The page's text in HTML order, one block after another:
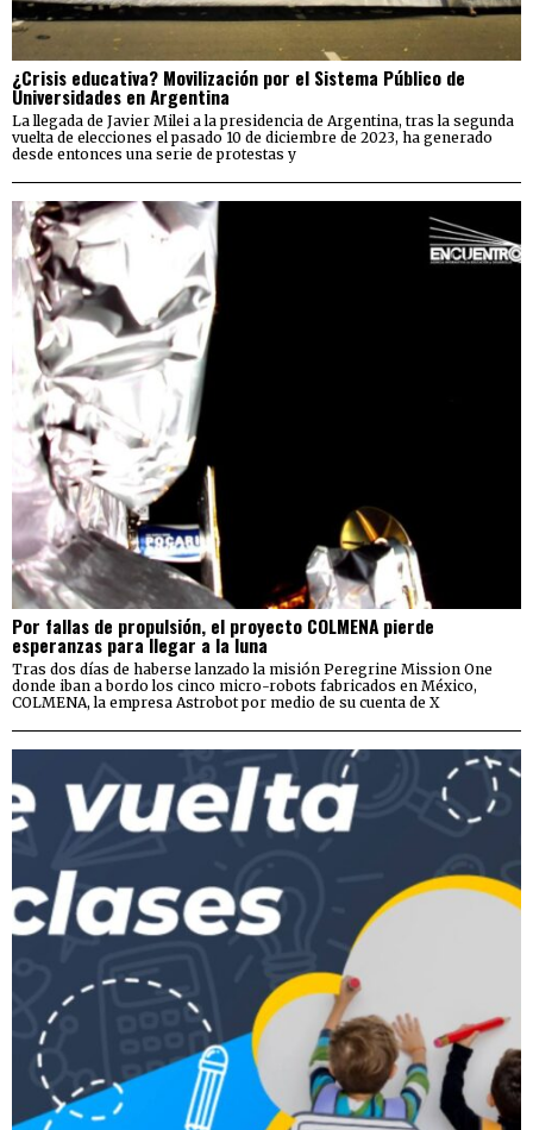
¿Crisis educativa? Movilización por el Sistema Público de
Universidades en Argentina
La llegada de Javier Milei a la presidencia de Argentina, tras la segunda
vuelta de elecciones el pasado 10 de diciembre de 2023, ha generado
desde entonces una serie de protestas y
Por fallas de propulsión, el proyecto COLMENA pierde
esperanzas para llegar a la luna
Tras dos días de haberse lanzado la misión Peregrine Mission One
donde iban a bordo los cinco micro-robots fabricados en México,
COLMENA, la empresa Astrobot por medio de su cuenta de X